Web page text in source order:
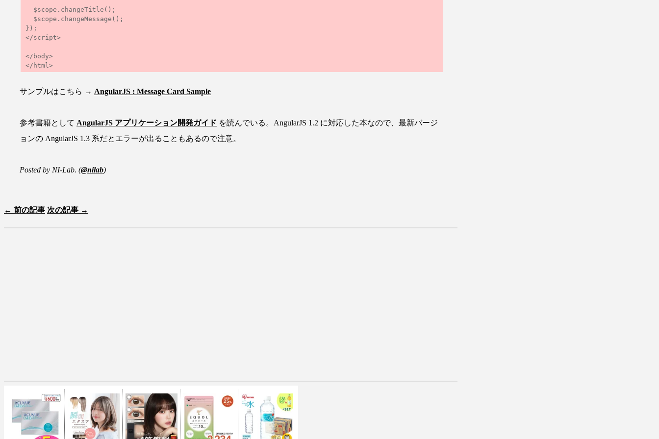
});
</script>
</body>
サンプルはこちら → AngularJS : Message Card Sample
参考書籍として AngularJS アプリケーション開発ガイド を読んでいる。AngularJS 1.2 に対応した本なので、最新バージ
ョンの AngularJS 1.3 系だとエラーが出ることもあるので注意。
Posted by NI-Lab. (@nilab)
← 前の記事 次の記事 →